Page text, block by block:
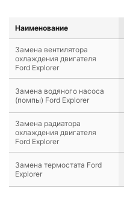
Наименование
Замена вентилятора
охлаждения двигателя
Ford Explorer
Замена водяного насоса
(помпы) Ford Explorer
Замена радиатора
охлаждения двигателя
Ford Explorer
Замена термостата Ford
Explorer